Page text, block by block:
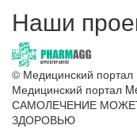
Наши
© Медицинский
Медицинский портал
САМОЛЕЧЕНИЕ
ЗДОРОВЬЮ